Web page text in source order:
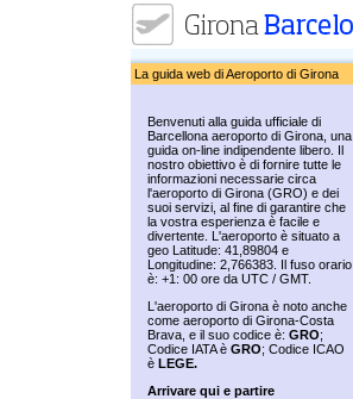
La guida web di Aeroporto di Girona
Benvenuti alla guida ufficiale di
Barcellona aeroporto di Girona, una
guida on-line indipendente libero. Il
nostro obiettivo è di fornire tutte le
informazioni necessarie circa
l'aeroporto di Girona (GRO) e dei
suoi servizi, al fine di garantire che
la vostra esperienza è facile e
divertente. L'aeroporto è situato a
geo Latitude: 41,89804 e
Longitudine: 2,766383. Il fuso orario
è: +1: 00 ore da UTC / GMT.
L'aeroporto di Girona è noto anche
come aeroporto di Girona-Costa
Brava, e il suo codice è: GRO;
Codice IATA è GRO; Codice ICAO
è LEGE.
Arrivare qui e partire